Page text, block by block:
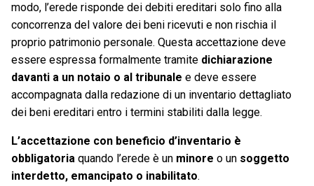
modo, l’erede risponde dei debiti ereditari solo fino alla
concorrenza del valore dei beni ricevuti e non rischia il
proprio patrimonio personale. Questa accettazione deve
essere espressa formalmente tramite dichiarazione
davanti a un notaio o al tribunale e deve essere
accompagnata dalla redazione di un inventario dettagliato
dei beni ereditari entro i termini stabiliti dalla legge.
L’accettazione con beneficio d’inventario è
obbligatoria quando l’erede è un minore o un soggetto
interdetto, emancipato o inabilitato.